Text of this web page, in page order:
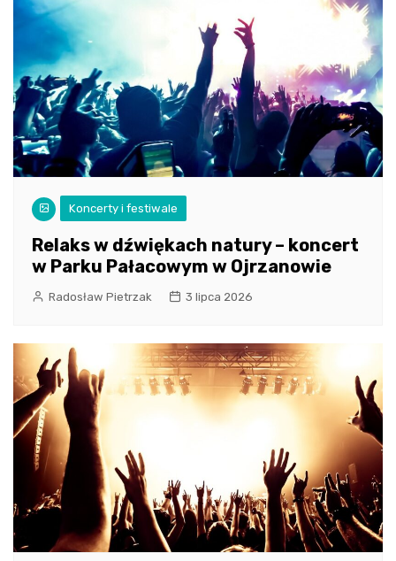
Koncerty i festiwale
Relaks w dźwiękach natury – koncert
w Parku Pałacowym w Ojrzanowie
Radosław Pietrzak 3 lipca 2026